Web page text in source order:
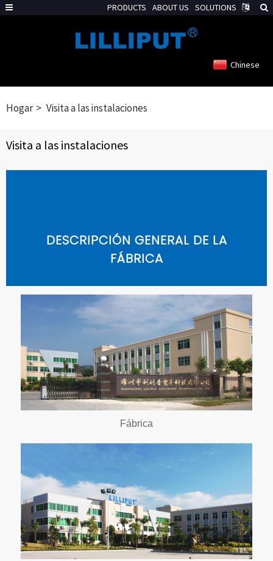
Chinese
Hogar Visita a las instalaciones
Visita a las instalaciones
DESCRIPCIÓN GENERAL DE LA
FÁBRICA
Fábrica
PRODUCTS ABOUT US SOLUTIONS